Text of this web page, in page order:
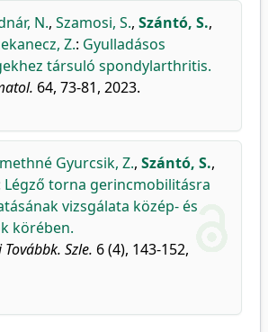
N., Szamosi, S., Szántó, S.,
Z.: Gyulladásos
társuló spondylarthritis.
64, 73-81, 2023.
Gyurcsik, Z., Szántó, S.,
Légző torna gerincmobilitásra
vizsgálata közép- és
körében.
Szle. 6 (4), 143-152,